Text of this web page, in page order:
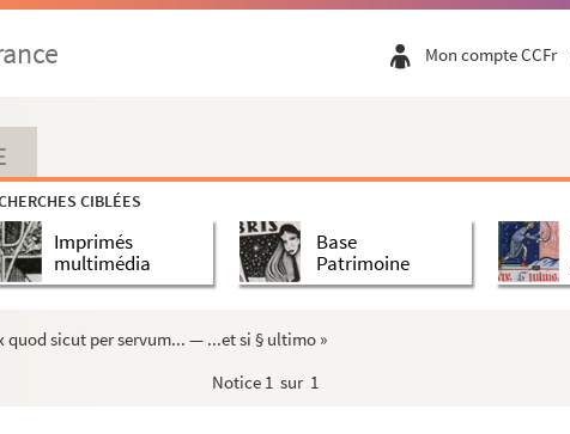
Mon compte CCFr
CIBLÉES
Imprimés
multimédia
Base
Patrimoine
quod sicut per servum... — ...et si § ultimo »
Notice 1 sur 1
Saint-Patrice de Rouen
de Monte-Lauduno, etc.
Monte, 1529